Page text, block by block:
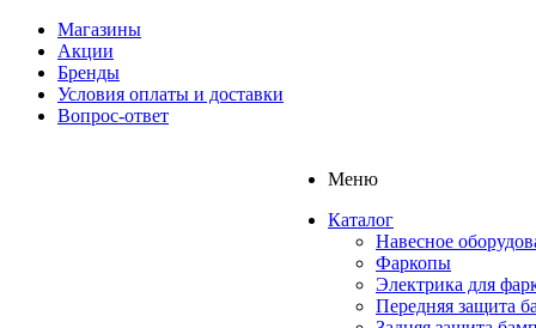
Магазины
Акции
Бренды
Условия оплаты и доставки
Вопрос-ответ
Меню
Каталог
Навесное
Фаркопы
Электрика для
Передняя защита